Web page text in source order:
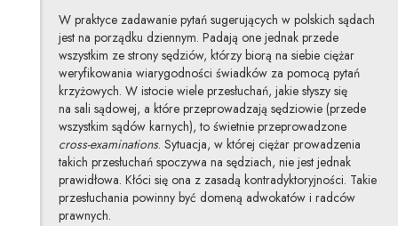
W praktyce zadawanie pytań sugerujących w polskich sądach
jest na porządku dziennym. Padają one jednak przede
wszystkim ze strony sędziów, którzy biorą na siebie ciężar
weryfikowania wiarygodności świadków za pomocą pytań
krzyżowych. W istocie wiele przesłuchań, jakie słyszy się
na sali sądowej, a które przeprowadzają sędziowie (przede
wszystkim sądów karnych), to świetnie przeprowadzone
cross-examinations. Sytuacja, w której ciężar prowadzenia
takich przesłuchań spoczywa na sędziach, nie jest jednak
prawidłowa. Kłóci się ona z zasadą kontradyktoryjności. Takie
przesłuchania powinny być domeną adwokatów i radców
prawnych.